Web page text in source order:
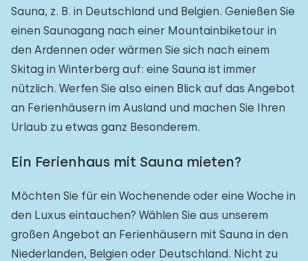
Sauna, z. B. in Deutschland und Belgien. Genießen Sie
einen Saunagang nach einer Mountainbiketour in
den Ardennen oder wärmen Sie sich nach einem
Skitag in Winterberg auf: eine Sauna ist immer
nützlich. Werfen Sie also einen Blick auf das Angebot
an Ferienhäusern im Ausland und machen Sie Ihren
Urlaub zu etwas ganz Besonderem.
Ein Ferienhaus mit Sauna mieten?
Möchten Sie für ein Wochenende oder eine Woche in
den Luxus eintauchen? Wählen Sie aus unserem
großen Angebot an Ferienhäusern mit Sauna in den
Niederlanden, Belgien oder Deutschland. Nicht zu